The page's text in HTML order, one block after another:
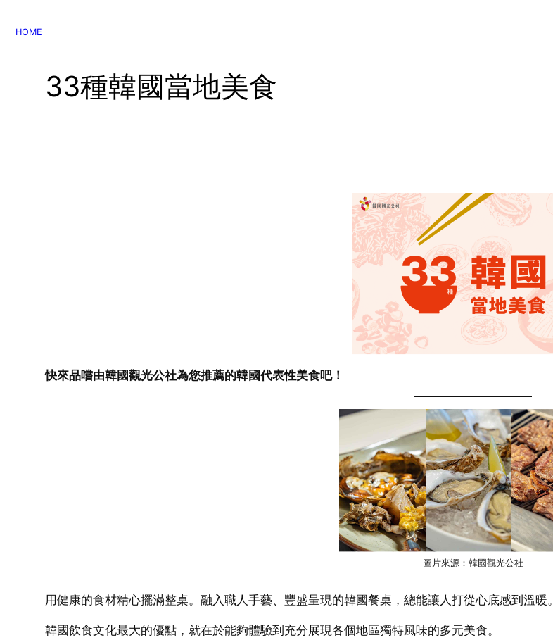
HOME
33種韓國當地美食
快來品嚐由韓國觀光公社為您推薦的韓國代表性美食吧！
圖片來源：韓國觀光公社
用健康的食材精心擺滿整桌。融入職人手藝、豐盛呈現的韓國餐桌，總能讓人打從心底感到溫暖。
韓國飲食文化最大的優點，就在於能夠體驗到充分展現各個地區獨特風味的多元美食。